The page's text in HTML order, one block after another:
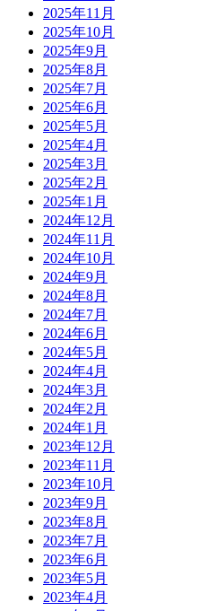
2025年11月
2025年10月
2025年9月
2025年8月
2025年7月
2025年6月
2025年5月
2025年4月
2025年3月
2025年2月
2025年1月
2024年12月
2024年11月
2024年10月
2024年9月
2024年8月
2024年7月
2024年6月
2024年5月
2024年4月
2024年3月
2024年2月
2024年1月
2023年12月
2023年11月
2023年10月
2023年9月
2023年8月
2023年7月
2023年6月
2023年5月
2023年4月